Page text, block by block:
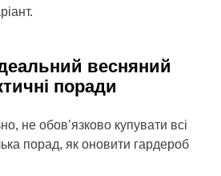
весняний
поради
не обов’язково купувати всі
порад, як оновити гардероб